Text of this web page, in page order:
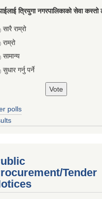
त्रियुगा नगरपालिकाको सेवा कस्तो
सारै राम्रो
राम्रो
सामान्य
सुधार गर्नु पर्ने
polls
Tender